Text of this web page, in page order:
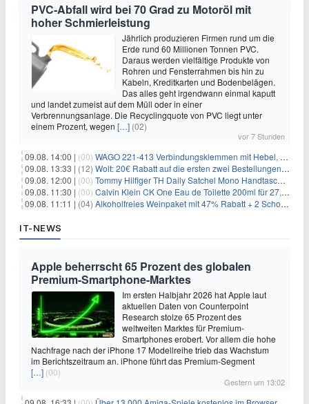
PVC-Abfall wird bei 70 Grad zu Motoröl mit
hoher Schmierleistung
Jährlich produzieren Firmen rund um die
Erde rund 60 Millionen Tonnen PVC.
Daraus werden vielfältige Produkte von
Rohren und Fensterrahmen bis hin zu
Kabeln, Kreditkarten und Bodenbelägen.
Das alles geht irgendwann einmal kaputt
und landet zumeist auf dem Müll oder in einer
Verbrennungsanlage. Die Recyclingquote von PVC liegt unter
einem Prozent, wegen […] (02)
vor 7 Stunden
09.08. 14:00 | (00) WAGO 221-413 Verbindungsklemmen mit Hebel, 50 Stück für 14,99€
09.08. 13:33 | (12) Wolt: 20€ Rabatt auf die ersten zwei Bestellungen für Neukunden
09.08. 12:00 | (00) Tommy Hilfiger TH Daily Satchel Mono Handtasche für 73,97€
09.08. 11:30 | (00) Calvin Klein CK One Eau de Toilette 200ml für 27,99€
09.08. 11:11 | (04) Alkoholfreies Weinpaket mit 47% Rabatt + 2 Schott Zwiesel Gläser GRATIS für 29,99€
IT-NEWS
Apple beherrscht 65 Prozent des globalen
Premium-Smartphone-Marktes
Im ersten Halbjahr 2026 hat Apple laut
aktuellen Daten von Counterpoint
Research stolze 65 Prozent des
weltweiten Marktes für Premium-
Smartphones erobert. Vor allem die hohe
Nachfrage nach der iPhone 17 Modellreihe trieb das Wachstum
im Berichtszeitraum an. iPhone führt das Premium-Segment
[…] (00)
Gestern um 13:02